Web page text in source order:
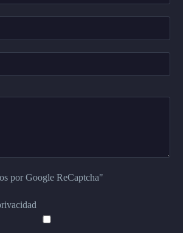
por Google ReCaptcha"